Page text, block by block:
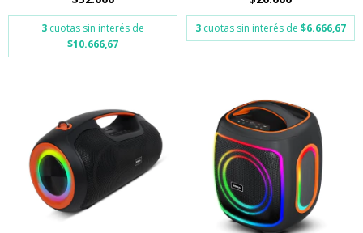
3 cuotas sin interés de
$10.666,67
3 cuotas sin interés de $6.666,67